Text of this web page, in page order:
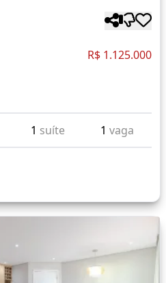
R$ 1.125.000
1 suíte 1 vaga